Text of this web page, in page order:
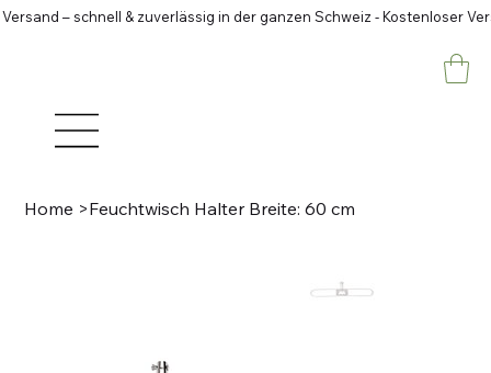
– schnell & zuverlässig in der ganzen Schweiz - Kostenloser
Home >Feuchtwisch Halter Breite: 60 cm